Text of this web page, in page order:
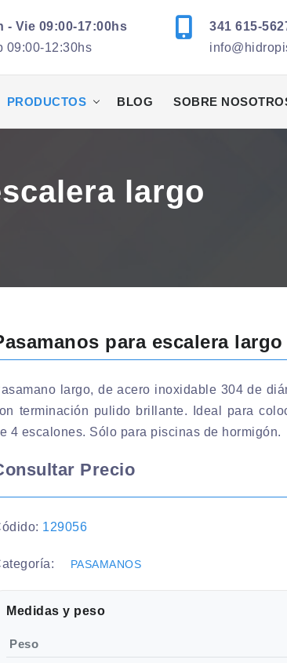
- Vie 09:00-17:00hs
09:00-12:30hs
341 615-
PRODUCTOS BLOG SOBRE
largo
para escalera largo
largo, de acero inoxidable 304 de
terminación pulido brillante. Ideal para
4 escalones. Sólo para piscinas de hormigón.
Precio
129056
PASAMANOS
Medidas y peso
Peso